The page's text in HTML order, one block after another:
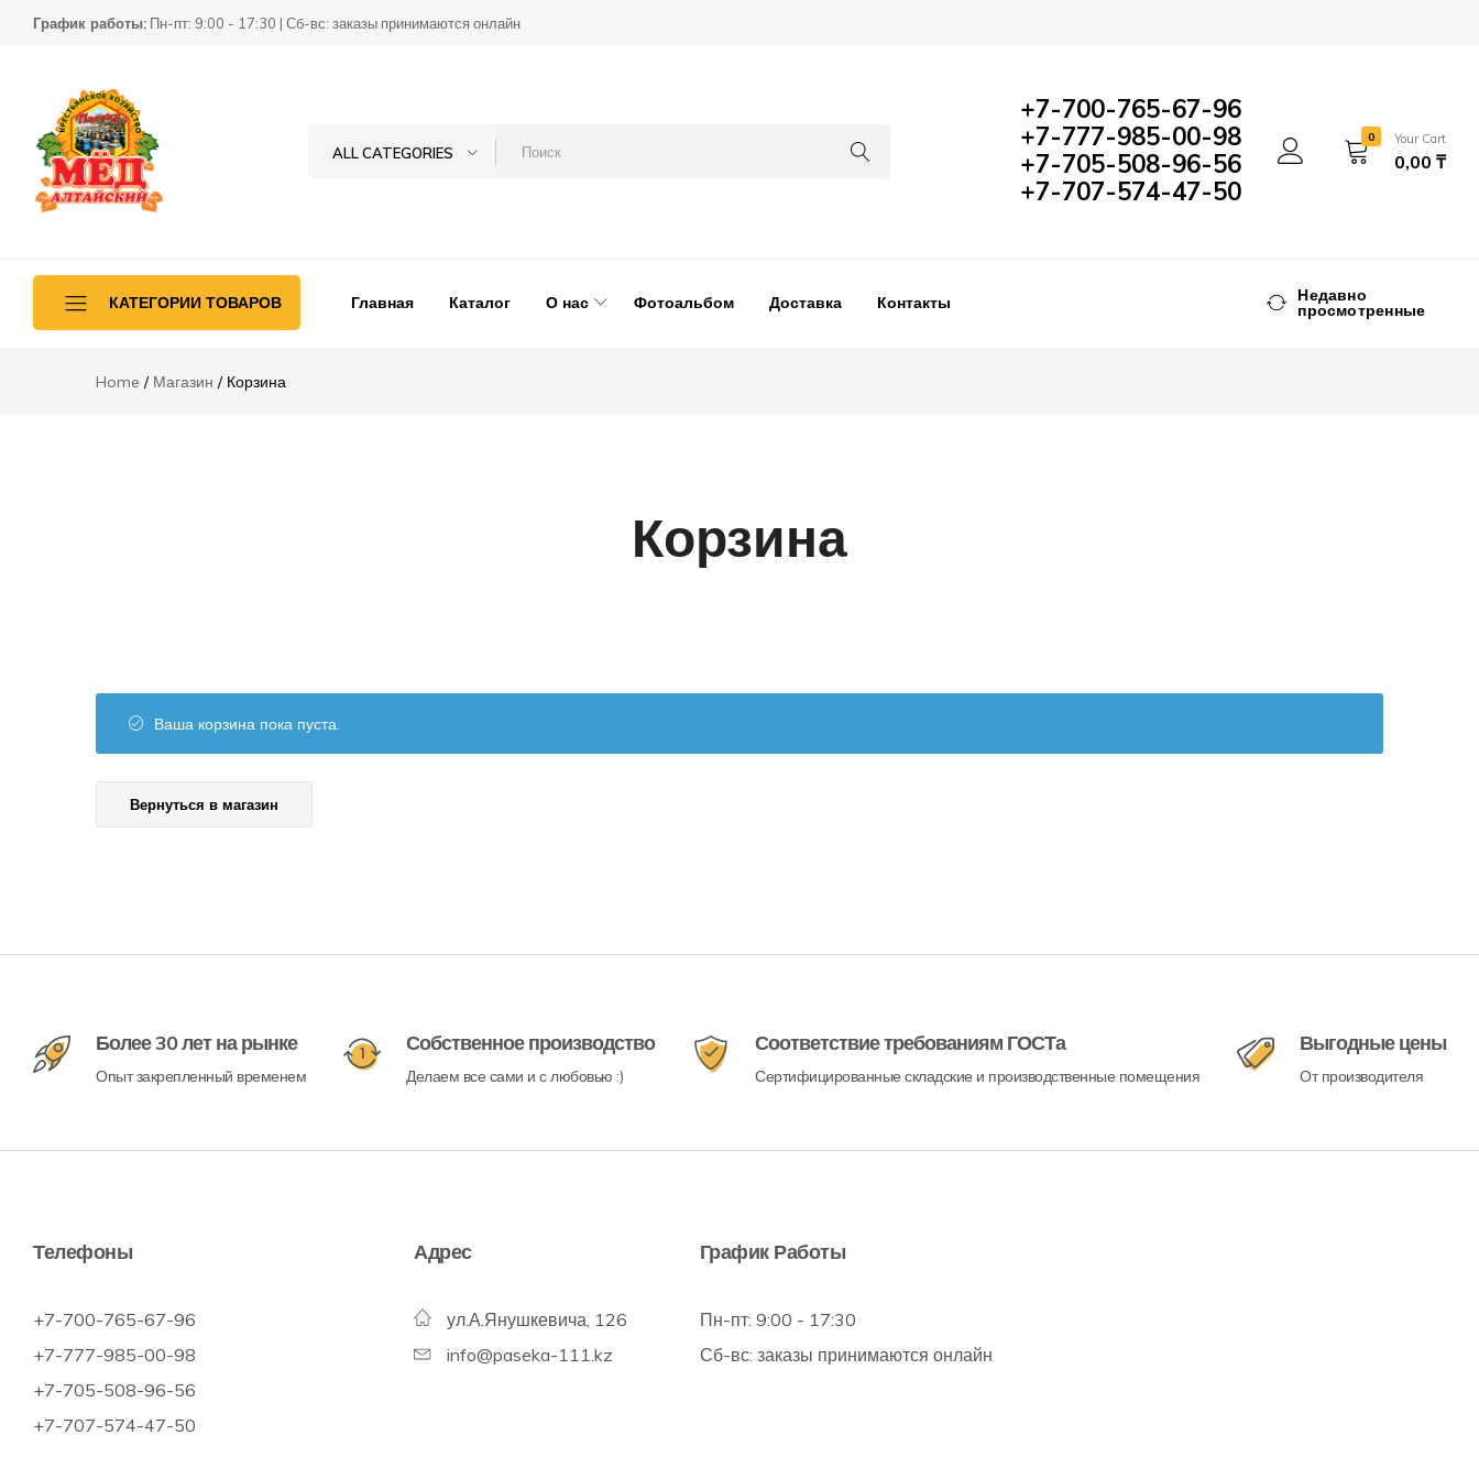
График работы: Пн-пт: 9:00 - 17:30 | Сб-вс: заказы принимаются онлайн
для
пчеловодства
Пасека
ALL CATEGORIES
+7-700-765-67-96
+7-777-985-00-98
+7-705-508-96-56
+7-707-574-47-50
0 Your Cart
0,00 ₸
КАТЕГОРИИ ТОВАРОВ
Работа с рамками
Распечатка
Главная Каталог О нас Фотоальбом Доставка Контакты Недавно
просмотренные
Home Магазин Корзина
Корзина
Ваша корзина пока пуста.
Вернуться в магазин
Более 30 лет на рынке
Опыт закрепленный временем
Собственное производство
Делаем все сами и с любовью :)
Соответствие требованиям ГОСТа
Сертифицированные складские и производственные помещения
Выгодные цены
От производителя
Телефоны
+7-700-765-67-96
+7-777-985-00-98
+7-705-508-96-56
+7-707-574-47-50
Адрес
ул.А.Янушкевича, 126
info@paseka-111.kz
График Работы
Пн-пт: 9:00 - 17:30
Сб-вс: заказы принимаются онлайн